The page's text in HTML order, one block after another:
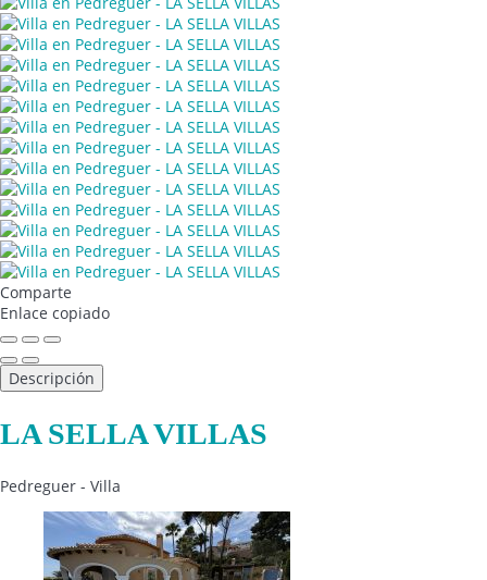
Comparte
Enlace copiado
Descripción
LA SELLA VILLAS
Pedreguer - Villa